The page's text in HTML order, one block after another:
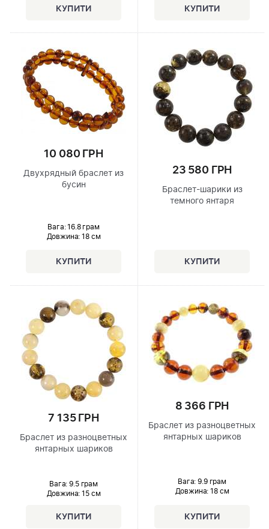
10 080 ГРН
Двухрядный браслет из
бусин
Вага: 16.8 грам
Довжина: 18 см
23 580 ГРН
Браслет-шарики из
темного янтаря
7 135 ГРН
Браслет из разноцветных
янтарных шариков
Вага: 9.5 грам
Довжина: 15 см
8 366 ГРН
Браслет из разноцветных
янтарных шариков
Вага: 9.9 грам
Довжина: 18 см